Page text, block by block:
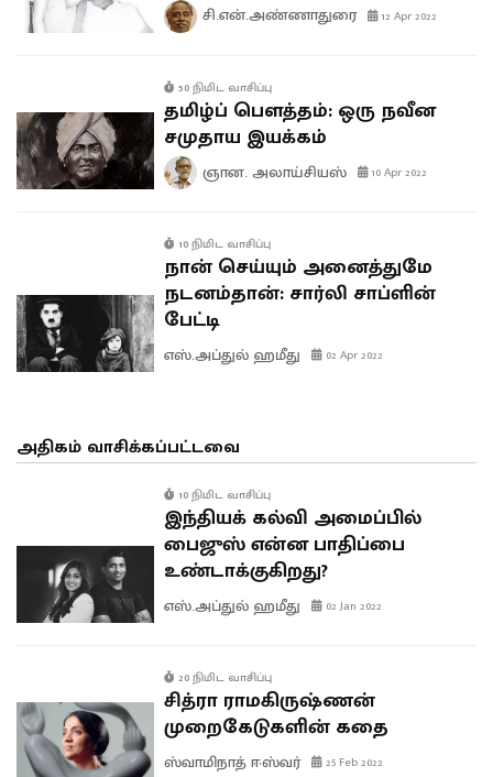
சி.என்.அண்ணாதுரை 12 Apr 2022
50 நிமிட வாசிப்பு
தமிழ்ப் பௌத்தம்: ஒரு நவீன
சமுதாய இயக்கம்
ஞான. அலாய்சியஸ் 10 Apr 2022
10 நிமிட வாசிப்பு
நான் செய்யும் அனைத்துமே
நடனம்தான்: சார்லி சாப்ளின்
பேட்டி
எஸ்.அப்துல் ஹமீது 02 Apr 2022
அதிகம் வாசிக்கப்பட்டவை
10 நிமிட வாசிப்பு
இந்தியக் கல்வி அமைப்பில்
பைஜுஸ் என்ன பாதிப்பை
உண்டாக்குகிறது?
எஸ்.அப்துல் ஹமீது 02 Jan 2022
20 நிமிட வாசிப்பு
சித்ரா ராமகிருஷ்ணன்
முறைகேடுகளின் கதை
ஸ்வாமிநாத் ஈஸ்வர் 25 Feb 2022